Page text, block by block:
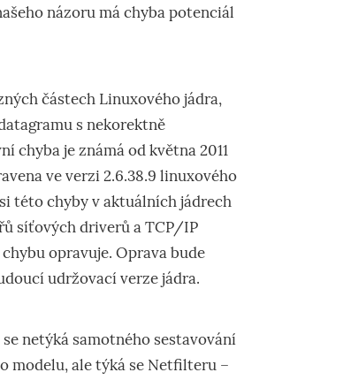
názoru má chyba potenciál
částech Linuxového jádra,
s nekorektně
chyba je známá od května 2011
ve verzi 2.6.38.9 linuxového
této chyby v aktuálních jádrech
síťových driverů a TCP/IP
opravuje. Oprava bude
udržovací verze jádra.
netýká samotného sestavování
modelu, ale týká se Netfilteru –